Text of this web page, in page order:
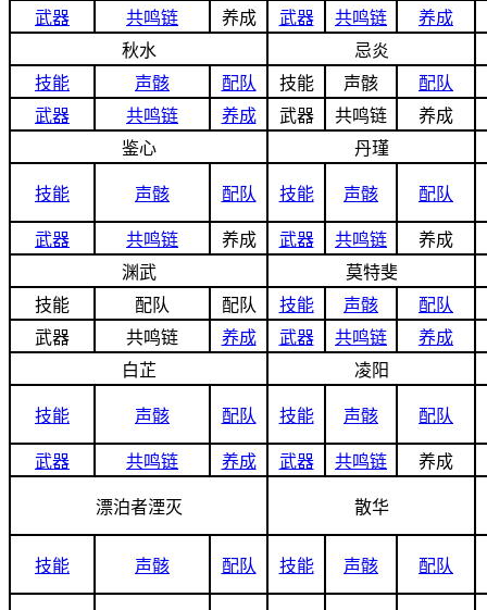
武器
共鸣链 养成 武器 共鸣链
养成
秋水
忌炎
技能
声骸 配队 技能 声骸
配队
武器
共鸣链 养成 武器 共鸣链
养成
鉴心
丹瑾
技能 声骸 配队 技能 声骸 配队
武器 共鸣链 养成 武器 共鸣链
养成
渊武
莫特斐
技能
配队 配队 技能 声骸
配队
武器
共鸣链 养成 武器 共鸣链
养成
白芷
凌阳
技能 声骸 配队 技能 声骸 配队
武器 共鸣链 养成 武器 共鸣链 养成
漂泊者湮灭 散华
技能 声骸 配队 技能 声骸 配队